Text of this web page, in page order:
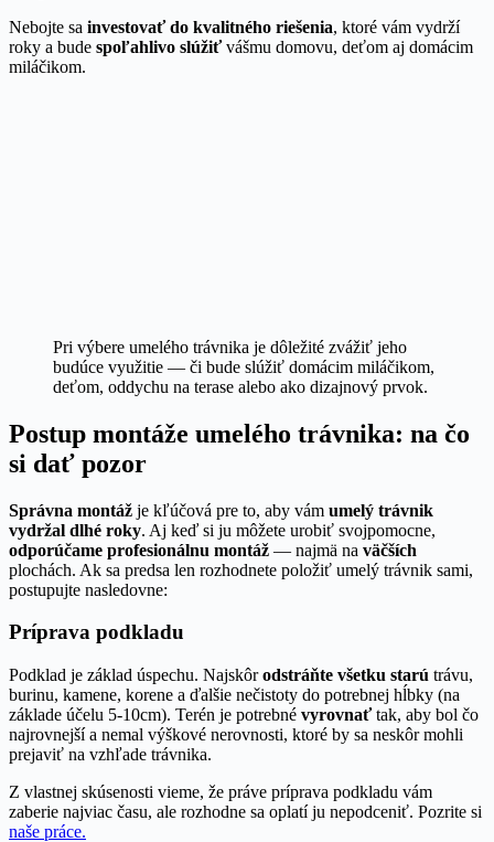
Nebojte sa investovať do kvalitného riešenia, ktoré vám vydrží
roky a bude spoľahlivo slúžiťvášmu domovu, deťom aj domácim
miláčikom.
Pri výbere umelého trávnika je dôležité zvážiť jeho
budúce využitie — či bude slúžiť domácim miláčikom,
deťom, oddychu na terase alebo ako dizajnový prvok.
Postup montáže umelého trávnika: na čo
si dať pozor
Správna montáž je kľúčová pre to, aby vám umelý trávnik
vydržal dlhé roky. Aj keď si ju môžete urobiť svojpomocne,
odporúčame profesionálnu montáž — najmä na väčších
plochách. Ak sa predsa len rozhodnete položiť umelý trávnik sami,
postupujte nasledovne:
Príprava podkladu
Podklad je základ úspechu. Najskôrodstráňte všetku starú trávu,
burinu, kamene, korene a ďalšie nečistoty do potrebnej hĺbky (na
základe účelu 5-10cm). Terén je potrebné vyrovnaťtak, aby bol čo
najrovnejší a nemal výškové nerovnosti, ktoré by sa neskôr mohli
prejaviť na vzhľade trávnika.
Z vlastnej skúsenosti vieme, že práve príprava podkladu vám
zaberie najviac času, ale rozhodne sa oplatí ju nepodceniť. Pozrite si
naše práce.